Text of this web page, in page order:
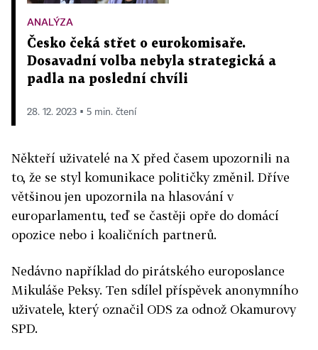
ANALÝZA
Česko čeká střet o eurokomisaře.
Dosavadní volba nebyla strategická a
padla na poslední chvíli
28. 12. 2023 ▪ 5 min. čtení
Někteří uživatelé na X před časem upozornili na
to, že se styl komunikace političky změnil. Dříve
většinou jen upozornila na hlasování v
europarlamentu, teď se častěji opře do domácí
opozice nebo i koaličních partnerů.
Nedávno například do pirátského europoslance
Mikuláše Peksy. Ten sdílel příspěvek anonymního
uživatele, který označil ODS za odnož Okamurovy
SPD.